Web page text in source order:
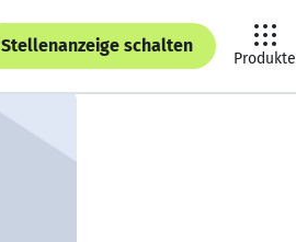
Stellenanzeige schalten
Produkte